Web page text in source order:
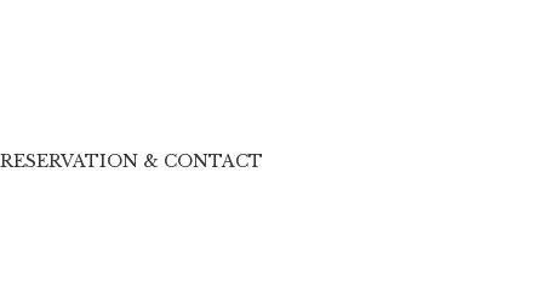
RESERVATION & CONTACT